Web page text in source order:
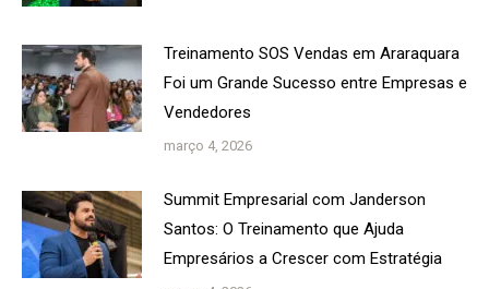
Treinamento SOS Vendas em Araraquara
Foi um Grande Sucesso entre Empresas e
Vendedores
março 4, 2026
Summit Empresarial com Janderson
Santos: O Treinamento que Ajuda
Empresários a Crescer com Estratégia